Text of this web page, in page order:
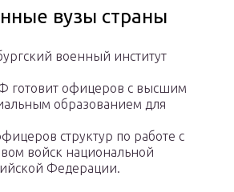
вузы страны
военный институт
готовит офицеров с высшим
образованием для
структур по работе с
войск национальной
Федерации.